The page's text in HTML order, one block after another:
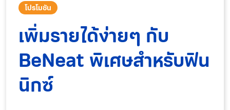
โปรโมชัน
เพิ่มรายได้ง่ายๆ กับ
BeNeat พิเศษสำหรับฟิน
นิกซ์